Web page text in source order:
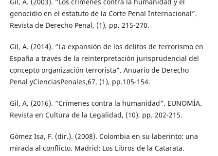
genocidio en el estatuto de la Corte Penal Internacional”.
Revista de Derecho Penal, (1), pp. 215-270.
Gil, A. (2014). “La expansión de los delitos de terrorismo en
España a través de la reinterpretación jurisprudencial del
concepto organización terrorista”. Anuario de Derecho
Penal yCienciasPenales,67, (1), pp.105-154.
Gil, A. (2016). “Crímenes contra la humanidad”. EUNOMÍA.
Revista en Cultura de la Legalidad, (10), pp. 202-215.
Gómez Isa, F. (dir.). (2008). Colombia en su laberinto: una
mirada al conflicto. Madrid: Los Libros de la Catarata.